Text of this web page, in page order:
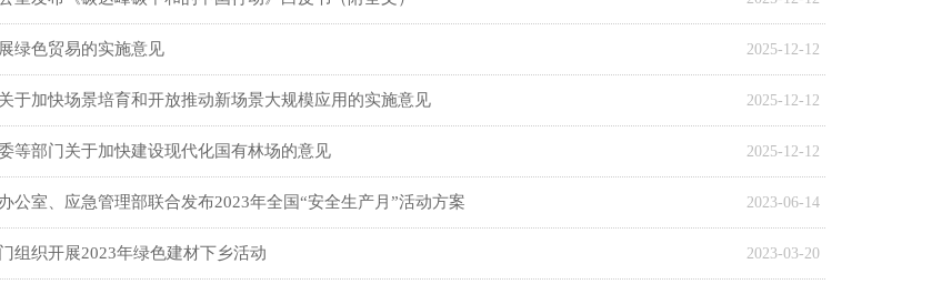
2025-12-12
绿色贸易的实施意见
2025-12-12
于加快场景培育和开放推动新场景大规模应用的实施意见
2025-12-12
等部门关于加快建设现代化国有林场的意见
2023-06-14
公室、应急管理部联合发布2023年全国“安全生产月”活动方案
2023-03-20
组织开展2023年绿色建材下乡活动